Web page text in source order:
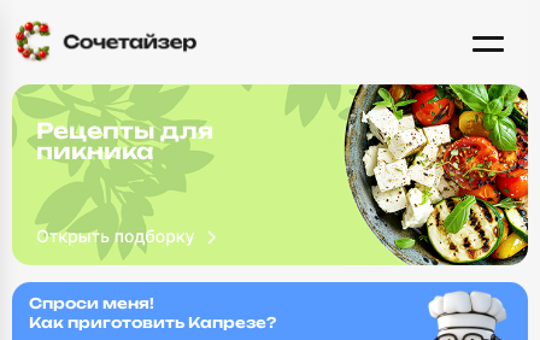
Рецепты для
пикника
Спроси меня!
Как приготовить Капрезе?